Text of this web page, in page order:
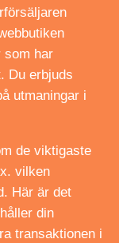
som har
Du erbjuds
utmaningar i
de viktigaste
vilken
Här är det
din
transaktionen i